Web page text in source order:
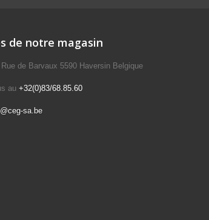
de notre magasin
de Barvaux 5590 Haversin Belgique
au +32(0)83/68.85.60
sa.be